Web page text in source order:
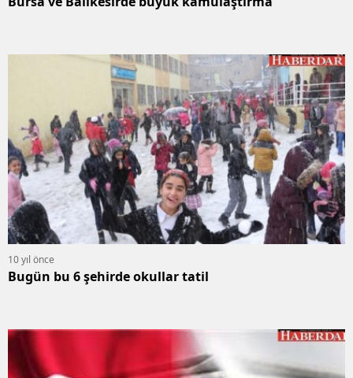
10 yıl önce
Bugün bu 6 şehirde okullar tatil